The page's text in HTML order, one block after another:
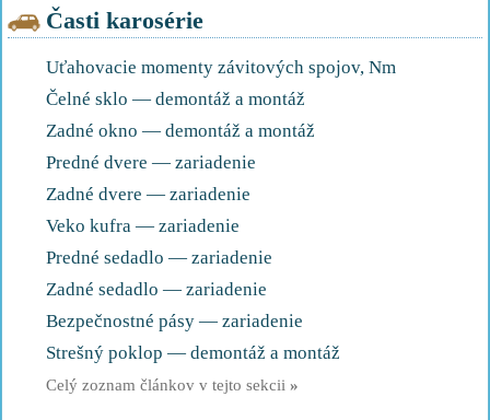
Časti karosérie
Uťahovacie momenty závitových spojov, Nm
Čelné sklo — demontáž a montáž
Zadné okno — demontáž a montáž
Predné dvere — zariadenie
Zadné dvere — zariadenie
Veko kufra — zariadenie
Predné sedadlo — zariadenie
Zadné sedadlo — zariadenie
Bezpečnostné pásy — zariadenie
Strešný poklop — demontáž a montáž
Celý zoznam článkov v tejto sekcii »